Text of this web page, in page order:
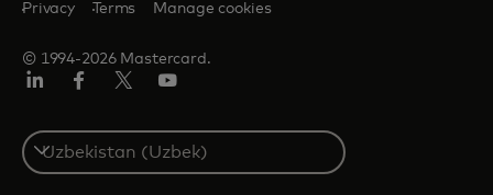
© 1994-2026 Mastercard.
Privacy Terms Manage cookies
Select
a
country